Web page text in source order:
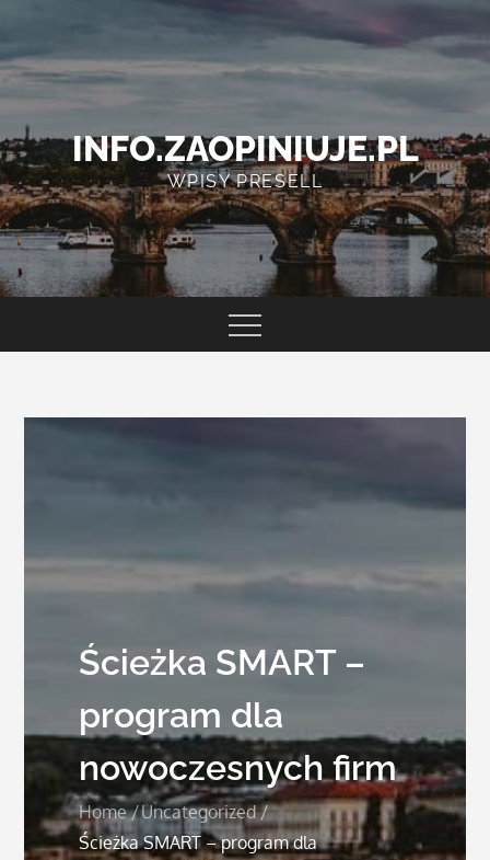
content
INFO.ZAOPINIUJE.PL
WPISY PRESELL
Ścieżka SMART –
program dla
nowoczesnych firm
Home
Uncategorized
Ścieżka SMART – program dla